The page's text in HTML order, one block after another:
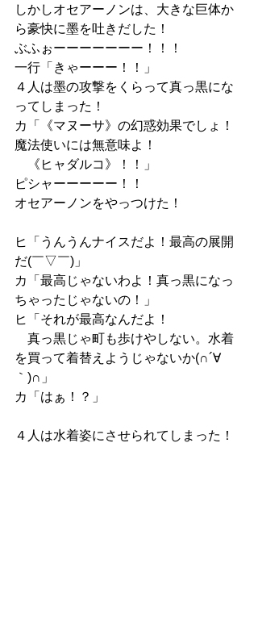
しかしオセアーノンは、大きな巨体か
ら豪快に墨を吐きだした！
ぶふぉーーーーーーー！！！
一行「きゃーーー！！」
４人は墨の攻撃をくらって真っ黒にな
ってしまった！
カ「《マヌーサ》の幻惑効果でしょ！
魔法使いには無意味よ！
《ヒャダルコ》！！」
ピシャーーーーー！！
オセアーノンをやっつけた！
ヒ「うんうんナイスだよ！最高の展開
だ(￣▽￣)」
カ「最高じゃないわよ！真っ黒になっ
ちゃったじゃないの！」
ヒ「それが最高なんだよ！
真っ黒じゃ町も歩けやしない。水着
を買って着替えようじゃないか(∩´∀
｀)∩」
カ「はぁ！？」
４人は水着姿にさせられてしまった！